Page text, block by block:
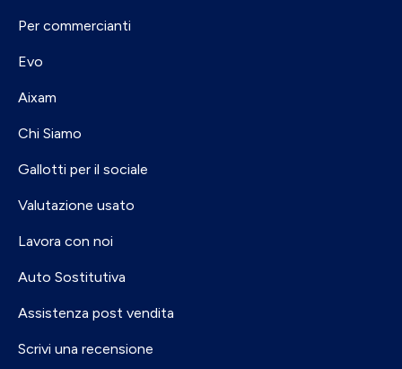
Per commercianti
Evo
Aixam
Chi Siamo
Gallotti per il sociale
Valutazione usato
Lavora con noi
Auto Sostitutiva
Assistenza post vendita
Scrivi una recensione